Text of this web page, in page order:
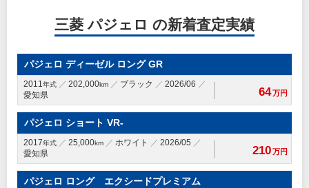
三菱 パジェロ の新着査定実績
パジェロ ディーゼル ロング GR
2011年式 202,000km ブラック
2026/06
愛知県
64万円
パジェロ ショート VR-
2017年式 25,000km ホワイト
2026/05
愛知県
210万円
パジェロ ロング エクシードプレミアム